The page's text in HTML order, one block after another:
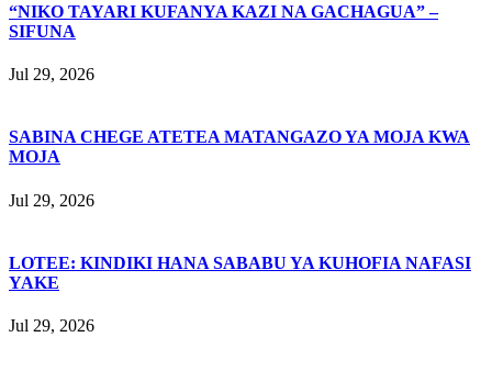
“NIKO TAYARI KUFANYA KAZI NA GACHAGUA” –
SIFUNA
Jul 29, 2026
SABINA CHEGE ATETEA MATANGAZO YA MOJA KWA
MOJA
Jul 29, 2026
LOTEE: KINDIKI HANA SABABU YA KUHOFIA NAFASI
YAKE
Jul 29, 2026